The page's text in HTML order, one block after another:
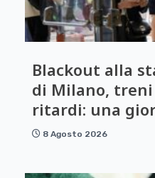
Blackout alla
di Milano,
ritardi: una
8 Agosto 2026